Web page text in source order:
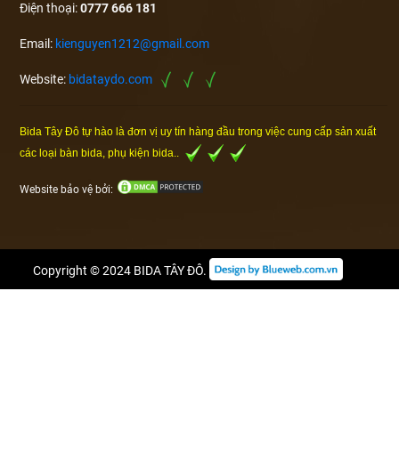
Điện thoại:0777 666 181
Email: kienguyen1212@gmail.com
Website: bidataydo.com
Bida Tây Đô tự hào là đơn vị uy tín hàng đầu trong việc cung cấp sản xuất
các loại bàn bida, phụ kiện bida..
Website bảo vệ bởi:
Copyright © 2024 BIDA TÂY ĐÔ.